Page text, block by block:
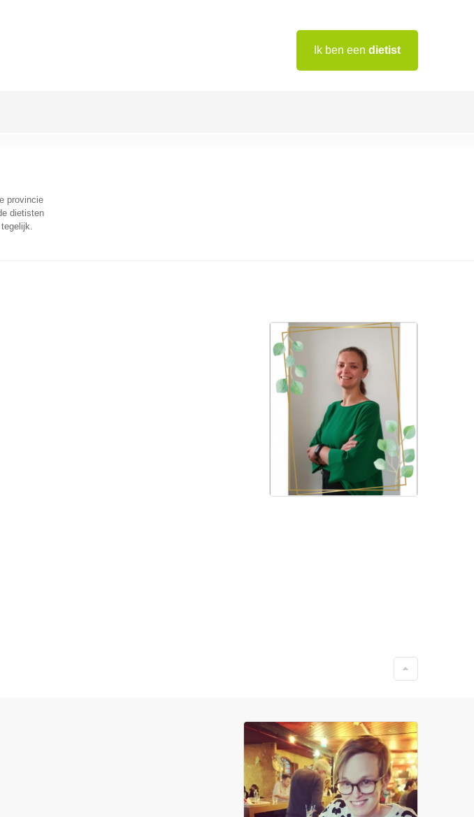
Ik ben een dietist
provincie
dietisten